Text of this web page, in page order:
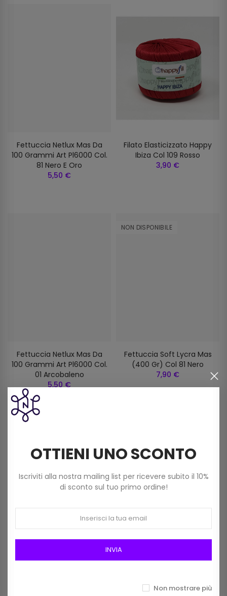
Fettuccia Netlux Mas Da
100 Grammi Art Pl6000 Col.
81 Nero E Oro
5,50 €
Filato Elasticizzato Happy
Ibiza Col 109 Rosso
3,90 €
Fettuccia Netlux Mas Da
100 Grammi Art Pl6000 Col.
01 Arcobaleno
5,50 €
NON DISPONIBILE
Fettuccia Soft Lycra Mas
(400 Gr) Col 81 Nero
7,90 €
Fettuccia Netlux Mas Da
Fettuccia Lamè Silk & Bag
Arancione
OTTIENI UNO SCONTO
Iscriviti alla nostra mailing list per ricevere subito il 10%
di sconto sul tuo primo ordine!
INVIA
Non mostrare più